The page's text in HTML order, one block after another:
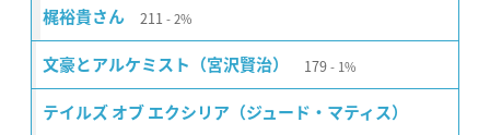
梶裕貴さん 211 2%
文豪とアルケミスト（宮沢賢治） 179 1%
テイルズ オブ エクシリア（ジュード・マティス）